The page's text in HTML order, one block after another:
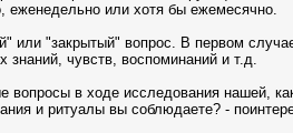
или хотя бы ежемесячно.
или "закрытый" вопрос. В первом
знаний, чувств, воспоминаний и т.д.
в ходе исследования нашей,
и ритуалы вы соблюдаете? -